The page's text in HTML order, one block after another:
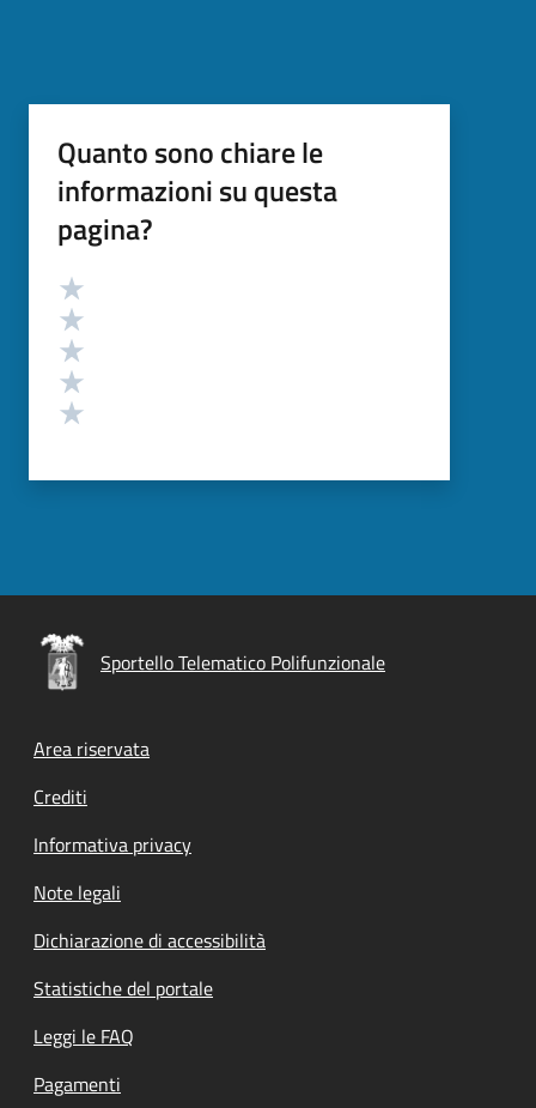
Quanto sono chiare le
informazioni su questa
pagina?
Valutazione
Sportello Telematico Polifunzionale
Footer menu
Area riservata
Crediti
Informativa privacy
Note legali
Dichiarazione di accessibilità
Statistiche del portale
Leggi le FAQ
Pagamenti